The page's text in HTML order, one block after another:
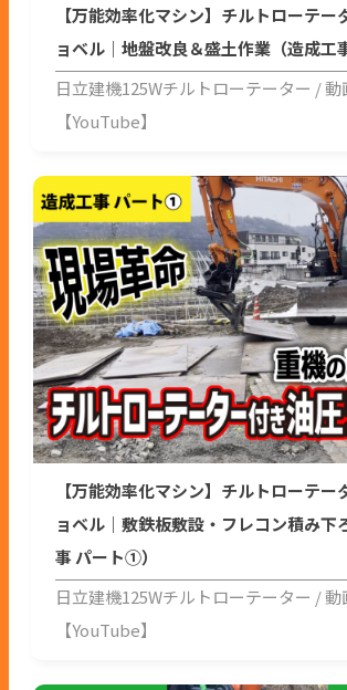
【万能効率化マシン】チルトローテ
ョベル｜地盤改良＆盛土作業（造成工
日立建機125Wチルトローテーター
動
【YouTube】
【万能効率化マシン】チルトローテ
ョベル｜敷鉄板敷設・フレコン積み下
事 パート①）
日立建機125Wチルトローテーター
動
【YouTube】